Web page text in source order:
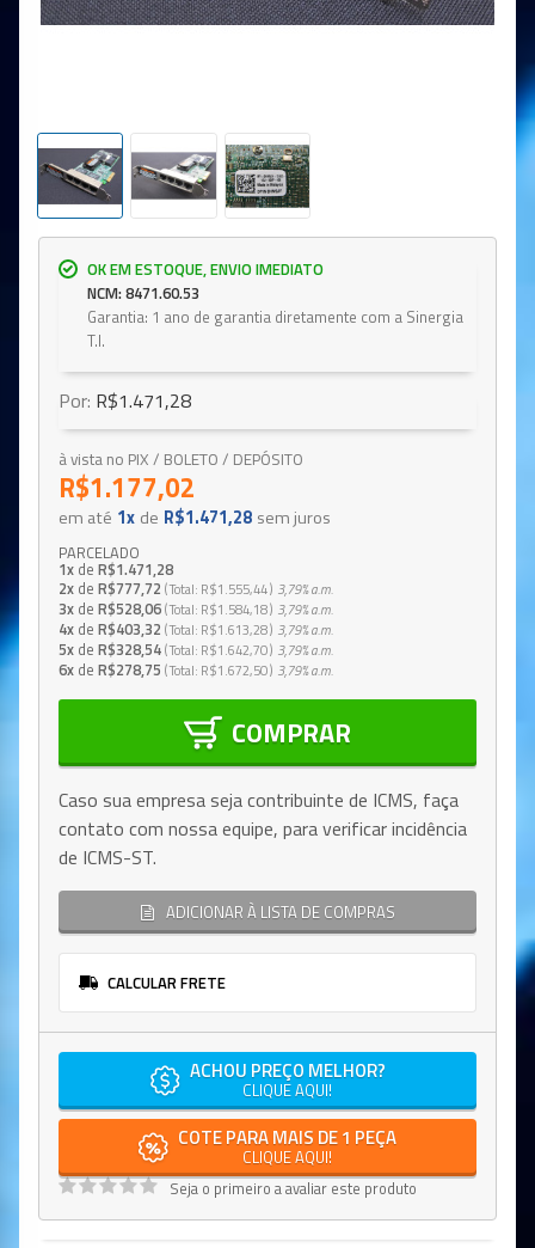
OK EM ESTOQUE, ENVIO IMEDIATO
NCM: 8471.60.53
Garantia: 1 ano de garantia diretamente com a Sinergia
T.I.
Por: R$1.471,28
à vista no PIX / BOLETO / DEPÓSITO
R$1.177,02
em até 1x de R$1.471,28 sem juros
PARCELADO
1x de R$1.471,28
2x de R$777,72 Total R$1.555,44 3,79%a.m.
3x de R$528,06 Total R$1.584,18 3,79%a.m.
4x de R$403,32 Total R$1.613,28 3,79%a.m.
5x de R$328,54 Total R$1.642,70 3,79%a.m.
6x de R$278,75 Total R$1.672,50 3,79%a.m.
COMPRAR
Caso sua empresa seja contribuinte de ICMS, faça
contato com nossa equipe, para verificar incidência
de ICMS-ST.
ADICIONAR À LISTA DE COMPRAS
CALCULAR FRETE
ACHOU PREÇO MELHOR?
CLIQUE AQUI!
COTE PARA MAIS DE 1 PEÇA
CLIQUE AQUI!
Seja o primeiro a avaliar este produto